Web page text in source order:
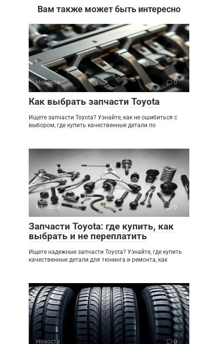
Вам также может быть интересно
Новости 0
Как выбрать запчасти Toyota
Ищете запчасти Toyota? Узнайте, как не ошибиться с
выбором, где купить качественные детали по
Новости 0
Запчасти Toyota: где купить, как
выбрать и не переплатить
Ищете надежные запчасти Toyota? Узнайте, где купить
качественные детали для тюнинга и ремонта, как
Новости 0